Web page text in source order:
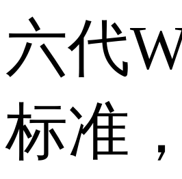
六代
标准